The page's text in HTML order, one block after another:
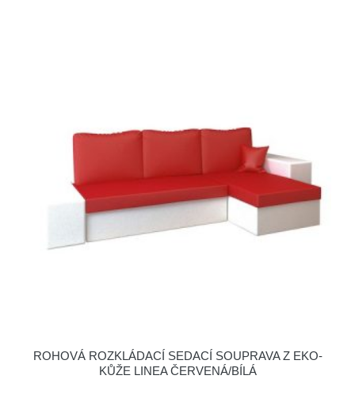
ROHOVÁ ROZKLÁDACÍ SEDACÍ SOUPRAVA Z EKO-
KŮŽE LINEA ČERVENÁ/BÍLÁ